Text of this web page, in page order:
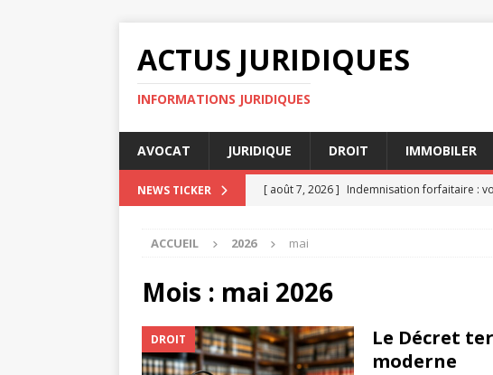
ACTUS JURIDIQUES
INFORMATIONS JURIDIQUES
AVOCAT JURIDIQUE DROIT IMMOBILER
NEWS TICKER [ août 7, 2026 ] Indemnisation forfaitaire :
[ août 4, 2026 ]
[ juillet 31, 2026 ]
[ août 8, 2026 ] La cassation expliquée :
ACCUEIL 2026 mai
Mois : mai 2026
DROIT
Le Décret
moderne